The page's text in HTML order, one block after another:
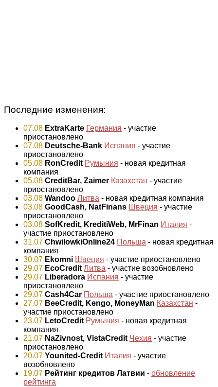
Последние изменения:
07.08 ExtraKarte Германия - участие
приостановлено
07.08 Deutsche-Bank Испания - участие
приостановлено
05.08 RonCredit Румыния - новая кредитная
компания
05.08 CreditBar, Zaimer Казахстан - участие
приостановлено
03.08 Wandoo Литва - новая кредитная компания
03.08 GoodCash, NatFinans Швеция - участие
приостановлено
03.08 SofKredit, KreditiWeb, MrFinan Италия -
участие приостановлено
31.07 ChwilowkiOnline24 Польша - новая кредитная
компания
30.07 Ekomni Швеция - участие приостановлено
29.07 EcoCredit Литва - участие возобновлено
29.07 Liberadora Испания - участие
приостановлено
29.07 Cash4Car Польша - участие приостановлено
27.07 BeeCredit, Kengo, MoneyMan Казахстан -
участие приостановлено
23.07 LetoCredit Румыния - новая кредитная
компания
21.07 NaZivnost, VistaCredit Чехия - участие
приостановлено
20.07 Younited-Credit Италия - участие
возобновлено
19.07 Рейтинг кредитов Латвии - обновление
рейтинга